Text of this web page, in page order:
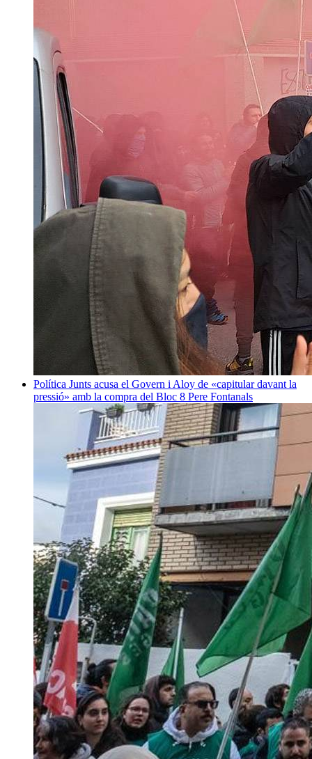
Política Junts acusa el Govern i Aloy de «capitular davant la
pressió» amb la compra del Bloc 8 Pere Fontanals